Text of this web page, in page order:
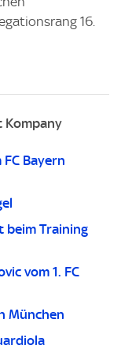
16.
Kompany
Bayern
beim Training
vom 1. FC
München